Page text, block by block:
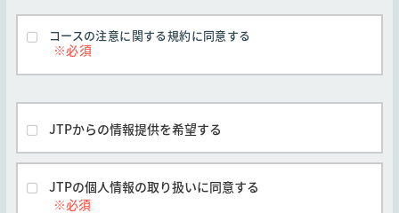
前に申し込みがなされたコースについては、本
規約の変更期日後の実施または提供であって
も、お客様の申し込み時に有効な本規約が適用
弊社とお客様間で別途の合意がなされた場合を
除き、すべてのコースに対し本規約が適用され
るものとします。
他社開催のコースは他社の定める契約条件がそ
れぞれ本条に優先して適用されるものとし、本
と紐づいているメールアドレスを入力してください。
(2) S-USER IDの新規登録については、自社の「スーパ
ー管理者」にお問い合わせください。
(3) P-USER IDについては、SAP Universal ID の登録の
リンクから登録することができます。
(4) 当サイトではプリファードカードをご利用いただく
(5) SAPトレーニングコースのキャンセルポリシーは以
下となります。
・コース開始日前の7～14暦日の間のキャンセルに関し
コースの注意に関する規約に同意する
JTPからの情報提供を希望する
JTPの個人情報の取り扱いに同意する